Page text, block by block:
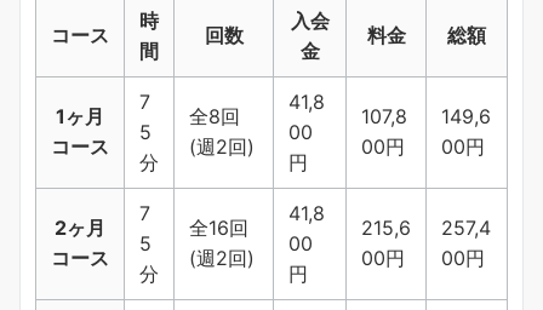
コース
時
間
回数
入会
金
料金 総額
1ヶ月
コース
7
5
分
全8回
(週2回)
41,8
00
円
107,8
00円
149,6
00円
2ヶ月
コース
7
5
分
全16回
(週2回)
41,8
00
円
215,6
00円
257,4
00円